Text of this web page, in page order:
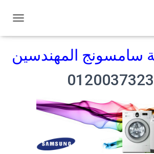
ب
ي
ل
سامسونج المهندسين